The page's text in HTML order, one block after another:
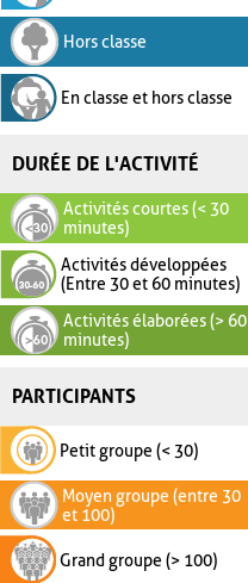
Hors classe
En classe et hors classe
DURÉE DE L'ACTIVITÉ
Activités courtes (< 30
minutes)
Activités développées
(Entre 30 et 60 minutes)
Activités élaborées (> 60
minutes)
PARTICIPANTS
Petit groupe (< 30)
Moyen groupe (entre 30
et 100)
Grand groupe (> 100)